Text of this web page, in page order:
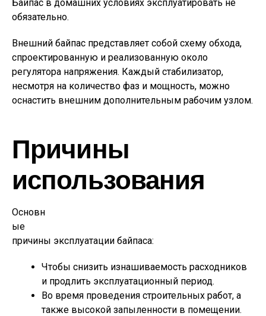
Байпас в домашних условиях эксплуатировать не
обязательно.
Внешний байпас представляет собой схему обхода,
спроектированную и реализованную около
регулятора напряжения. Каждый стабилизатор,
несмотря на количество фаз и мощность, можно
оснастить внешним дополнительным рабочим узлом.
Причины
использования
Основн
ые
причины эксплуатации байпаса:
Чтобы снизить изнашиваемость расходников
и продлить эксплуатационный период.
Во время проведения строительных работ, а
также высокой запыленности в помещении.